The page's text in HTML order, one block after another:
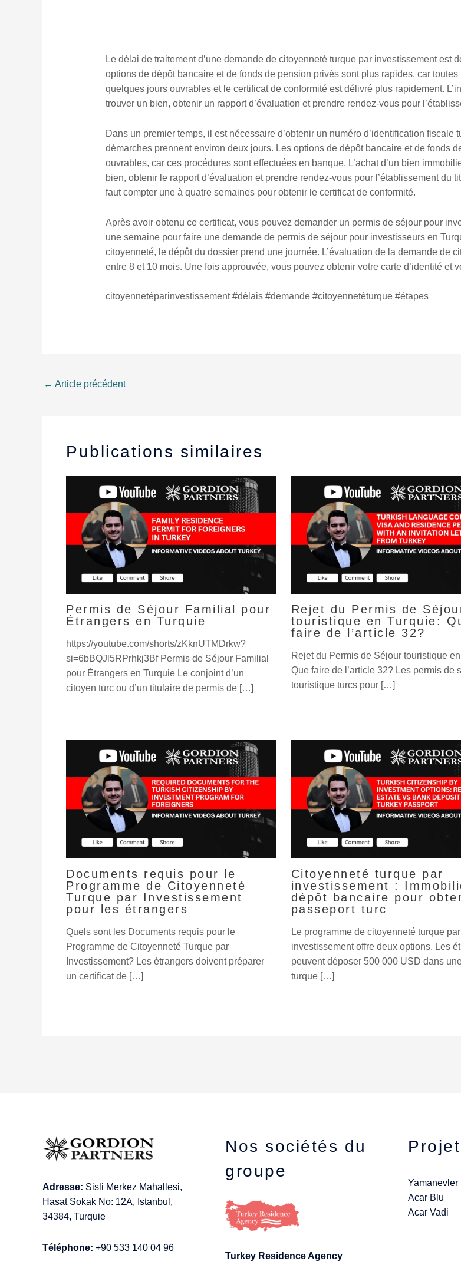
Le délai de traitement d’une demande de citoyenneté turque par investissement est
options de dépôt bancaire et de fonds de pension privés sont plus rapides, car
quelques jours ouvrables et le certificat de conformité est délivré plus rapidement.
trouver un bien, obtenir un rapport d’évaluation et prendre rendez-vous pour
Dans un premier temps, il est nécessaire d’obtenir un numéro d’identification fiscale
démarches prennent environ deux jours. Les options de dépôt bancaire et de fonds
ouvrables, car ces procédures sont effectuées en banque. L’achat d’un bien
bien, obtenir le rapport d’évaluation et prendre rendez-vous pour l’établissement du
faut compter une à quatre semaines pour obtenir le certificat de conformité.
Après avoir obtenu ce certificat, vous pouvez demander un permis de séjour pour
une semaine pour faire une demande de permis de séjour pour investisseurs en
citoyenneté, le dépôt du dossier prend une journée. L’évaluation de la demande de
entre 8 et 10 mois. Une fois approuvée, vous pouvez obtenir votre carte d’identité et
citoyennetéparinvestissement #délais #demande #citoyennetéturque #étapes
← Article précédent
Publications similaires
Permis de Séjour Familial pour
Étrangers en Turquie
https://youtube.com/shorts/zKknUTMDrkw?
si=6bBQJl5RPrhkj3Bf Permis de Séjour Familial
pour Étrangers en Turquie Le conjoint d’un
citoyen turc ou d’un titulaire de permis de […]
Rejet du Permis de
touristique en Turquie:
faire de l’article 32?
Rejet du Permis de Séjour touristique
Que faire de l’article 32? Les permis de
touristique turcs pour […]
Documents requis pour le
Programme de Citoyenneté
Turque par Investissement
pour les étrangers
Quels sont les Documents requis pour le
Programme de Citoyenneté Turque par
Investissement? Les étrangers doivent préparer
un certificat de […]
Citoyenneté turque par
investissement :
dépôt bancaire pour
passeport turc
Le programme de citoyenneté turque par
investissement offre deux options. Les
peuvent déposer 500 000 USD dans
turque […]
Adresse: Sisli Merkez Mahallesi,
Hasat Sokak No: 12A, Istanbul,
34384, Turquie
Téléphone: +90 533 140 04 96
Nos sociétés du
groupe
Turkey Residence Agency
Yamanevler
Acar Blu
Acar Vadi